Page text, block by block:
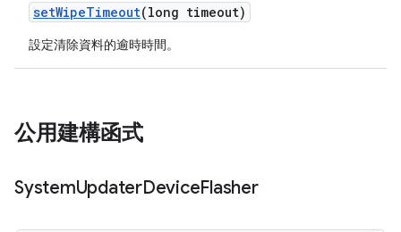
setWipeTimeout(long timeout)
設定清除資料的逾時時間。
公用建構函式
SystemUpdaterDeviceFlasher